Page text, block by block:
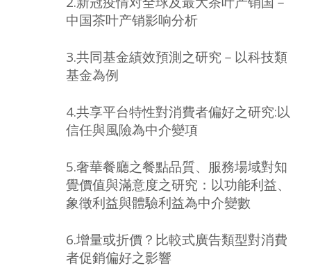
中国茶叶产销影响分析
3.共同基金績效預測之研究－以科技類
基金為例
4.共享平台特性對消費者偏好之研究:以
信任與風險為中介變項
5.奢華餐廳之餐點品質、服務場域對知
覺價值與滿意度之研究：以功能利益、
象徵利益與體驗利益為中介變數
6.增量或折價？比較式廣告類型對消費
者促銷偏好之影響